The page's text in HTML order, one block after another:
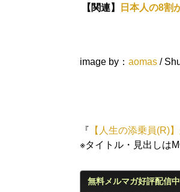
【関連】
日本人の8割
image by： aomas /
『 【人生の添乗員(R)
※タイトル・見出しは
無料メルマガ好評配信中